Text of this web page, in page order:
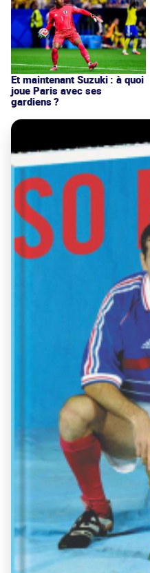
Et maintenant Suzuki : à quoi
joue Paris avec ses
gardiens ?